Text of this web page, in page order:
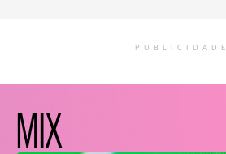
PUBLICIDADE
MIX